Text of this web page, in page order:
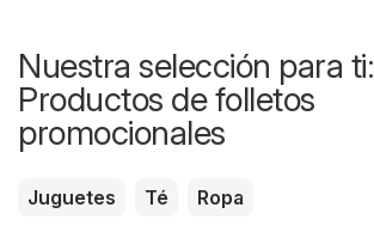
Nuestra selección para ti:
Productos de folletos
promocionales
Juguetes Té Ropa